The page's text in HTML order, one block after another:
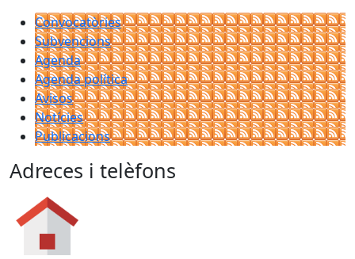
Convocatòries
Subvencions
Agenda
Agenda política
Avisos
Notícies
Publicacions
Adreces i telèfons